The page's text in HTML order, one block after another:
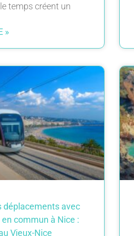
temps créent un
»
déplacements avec
commun à Nice :
Vieux-Nice